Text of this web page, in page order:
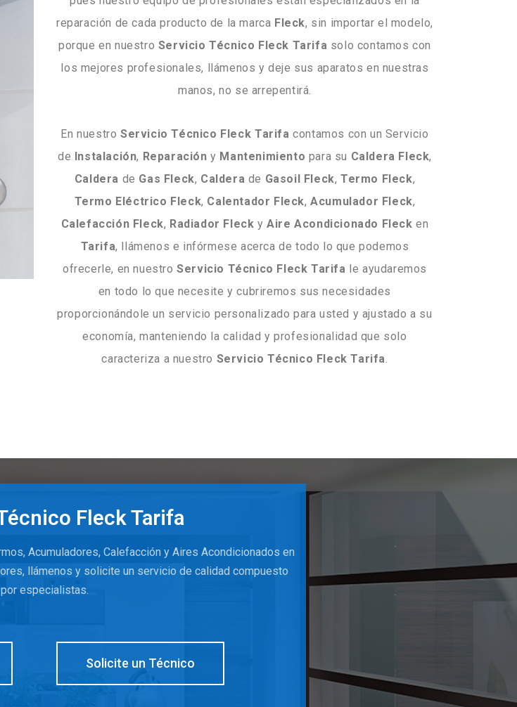
reparación de cada producto de la marca Fleck, sin importar el modelo,
porque en nuestro Servicio Técnico Fleck Tarifa solo contamos con
los mejores profesionales, llámenos y deje sus aparatos en nuestras
manos, no se arrepentirá.
En nuestroServicio Técnico Fleck Tarifa contamos con un Servicio
de Instalación, Reparación y Mantenimiento para su Caldera Fleck,
Caldera de Gas Fleck, Caldera de Gasoil Fleck,Termo Fleck,
Termo Eléctrico Fleck, Calentador Fleck,Acumulador Fleck,
Calefacción Fleck, Radiador Fleck yAire Acondicionado Fleck en
Tarifa, llámenos e infórmese acerca de todo lo que podemos
ofrecerle, en nuestroServicio Técnico Fleck Tarifa le ayudaremos
en todo lo que necesite y cubriremos sus necesidades
proporcionándole un servicio personalizado para usted y ajustado a su
economía, manteniendo la calidad y profesionalidad que solo
caracteriza a nuestro Servicio Técnico Fleck Tarifa.
Fleck Tarifa
Acumuladores, Calefacción y Aires Acondicionados en
llámenos y solicite un servicio de calidad compuesto
por especialistas.
Solicite un Técnico